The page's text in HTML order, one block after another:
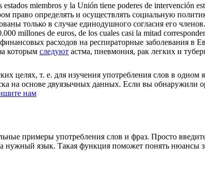
estados miembros y la Unión tiene poderes de intervención
право определять и осуществлять социальную
только в случае единодушного согласия его членов.
millones de euros, de los cuales casi la mitad
расходов на респираторные заболевания в
которым следуют астма, пневмония, рак легких и
целях, т. е. для изучения употребления слов в одном
на основе двуязычных данных. Если вы обнаружили
нам
примеры употребления слов и фраз. Просто
нужный язык. Такая функция поможет понять нюансы